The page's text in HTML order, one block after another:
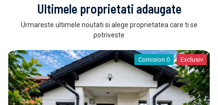
Ultimele proprietati adaugate
Urmareste ultimele noutati si alege proprietatea care ti se
potriveste
Comision 0 Exclusiv